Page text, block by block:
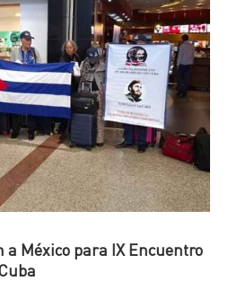
México para IX Encuentro